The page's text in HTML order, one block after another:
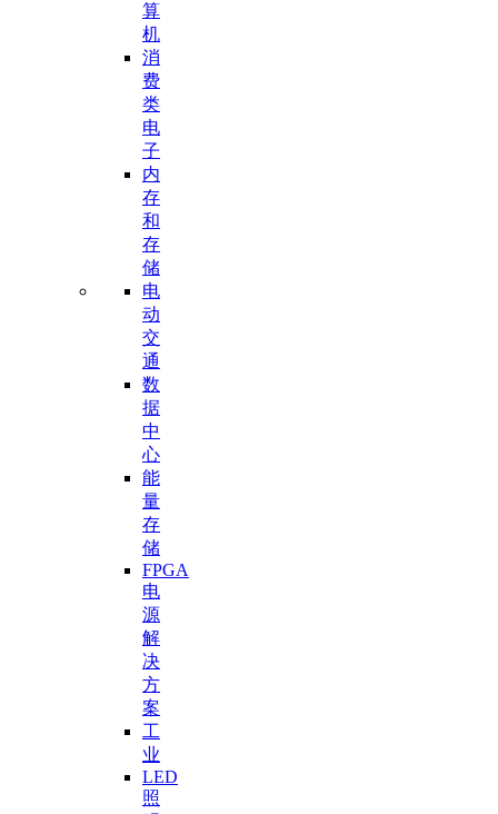
算
机
消
费
类
电
子
内
存
和
存
储
电
动
交
通
数
据
中
心
能
量
存
储
FPGA
电
源
解
决
方
案
工
业
LED
照